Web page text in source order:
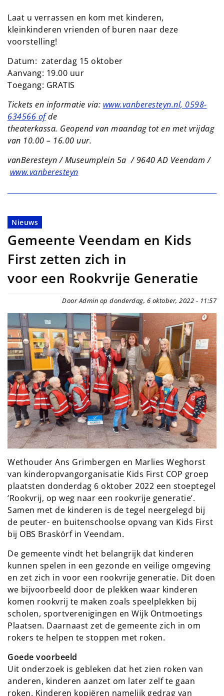
Laat u verrassen en kom met kinderen,
kleinkinderen vrienden of buren naar deze
voorstelling!
Datum: zaterdag 15 oktober
Aanvang: 19.00 uur
Toegang: GRATIS
Tickets en informatie via: www.vanberesteyn.nl, 0598-
634566 ofde
theaterkassa. Geopend van maandag tot en met vrijdag
van 10.00 – 16.00 uur.
vanBeresteyn / Museumplein 5a / 9640 AD Veendam /
www.vanberesteyn
Nieuws
Gemeente Veendam en Kids
First zetten zich in
voor een Rookvrije Generatie
Door Admin op donderdag, 6 oktober, 2022 - 11:57
Wethouder Ans Grimbergen en Marlies Weghorst
van kinderopvangorganisatie Kids First COP groep
plaatsten donderdag 6 oktober 2022 een stoeptegel
‘Rookvrij, op weg naar een rookvrije generatie‘.
Samen met de kinderen is de tegel neergelegd bij
de peuter- en buitenschoolse opvang van Kids First
bij OBS Braskörf in Veendam.
De gemeente vindt het belangrijk dat kinderen
kunnen spelen in een gezonde en veilige omgeving
en zet zich in voor een rookvrije generatie. Dit doen
we bijvoorbeeld door de plekken waar kinderen
komen rookvrij te maken zoals speelplekken bij
scholen, sportverenigingen en Wijk Ontmoetings
Plaatsen. Daarnaast zet de gemeente zich in om
rokers te helpen te stoppen met roken.
Goede voorbeeld
Uit onderzoek is gebleken dat het zien roken van
anderen, kinderen aanzet om later zelf te gaan
roken. Kinderen kopiëren namelijk gedrag van